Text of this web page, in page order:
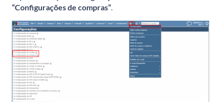
“Configurações de compras”